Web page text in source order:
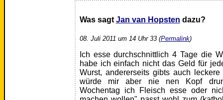
Was sagt Jan van Hopsten dazu?
08. Juli 2011 um 14 Uhr 33 (Permalink)
Ich esse durchschnittlich 4 Tage die
habe ich einfach nicht das Geld für
Wurst, andererseits gibts auch
würde mir aber nie nen Kopf
Wochentag ich Fleisch esse oder